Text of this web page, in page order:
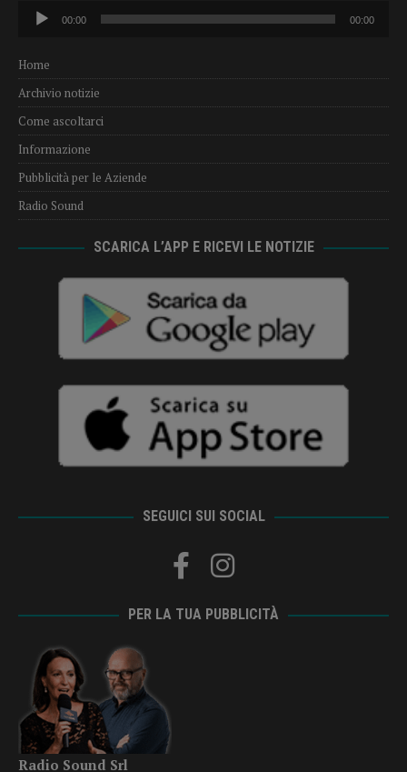
Audio
Player
00:00 00:00
Home
Archivio notizie
Come ascoltarci
Informazione
Pubblicità per le Aziende
Radio Sound
SCARICA L’APP E RICEVI LE NOTIZIE
SEGUICI SUI SOCIAL
PER LA TUA PUBBLICITÀ
Radio Sound Srl